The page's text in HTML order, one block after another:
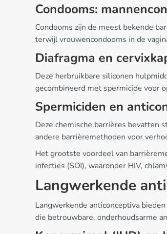
Condooms:
Condooms zijn de meest bekende
terwijl vrouwencondooms in de
Diafragma en
Deze herbruikbare siliconen
gecombineerd met spermicide voor
Spermiciden en
Deze chemische barrières bevatten
andere barrièremethoden voor
Het grootste voordeel van
infecties (SOI), waaronder HIV,
Langwerkende
Langwerkende anticonceptiva
die betrouwbare, onderhoudsarme